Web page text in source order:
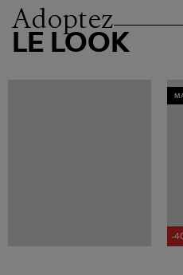
Adoptez
LE LOOK
-